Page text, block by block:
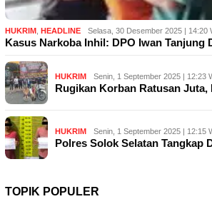
HUKRIM HEADLINE Selasa, 30 Desember 2025 | 14:20
Kasus Narkoba Inhil: DPO Iwan Tanjung
HUKRIM Senin, 1 September 2025 | 12:23
Rugikan Korban Ratusan
HUKRIM Senin, 1 September 2025 | 12:15
Polres Solok Selatan Tangkap
TOPIK POPULER